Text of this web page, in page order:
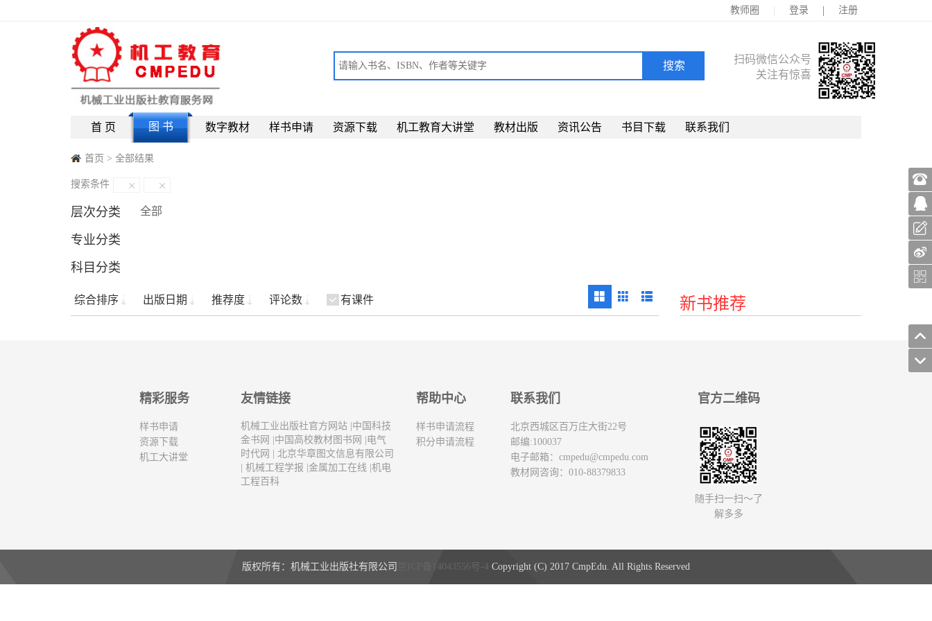
首 页 图 书 数字教材 样书申请 资源下载 机工教育大讲堂 教材出版 资讯公告 书目下载 联系我们
教师圈 | 登录 | 注册
扫码微信公众号
关注有惊喜
首页 > 全部结果
搜索条件
层次分类 全部
专业分类
科目分类
综合排序 出版日期 推荐度 评论数 有课件 新书推荐
精彩服务
样书申请
资源下载
机工大讲堂
友情链接
机械工业出版社官方网站 中国科技
金书网
中国高校教材图书网
电气
时代网
北京华章图文信息有限公司
机械工程学报 |金属加工在线 |机电
工程百科
帮助中心
样书申请流程
积分申请流程
联系我们
北京西城区百万庄大街22号
邮编:100037
电子邮箱： cmpedu@cmpedu.com
教材网咨询：010-88379833
官方二维码
随手扫一扫～了
解多多
版权所有：机械工业出版社有限公司 京ICP备14043556号-4 Copyright (C) 2017 CmpEdu. All Rights Reserved